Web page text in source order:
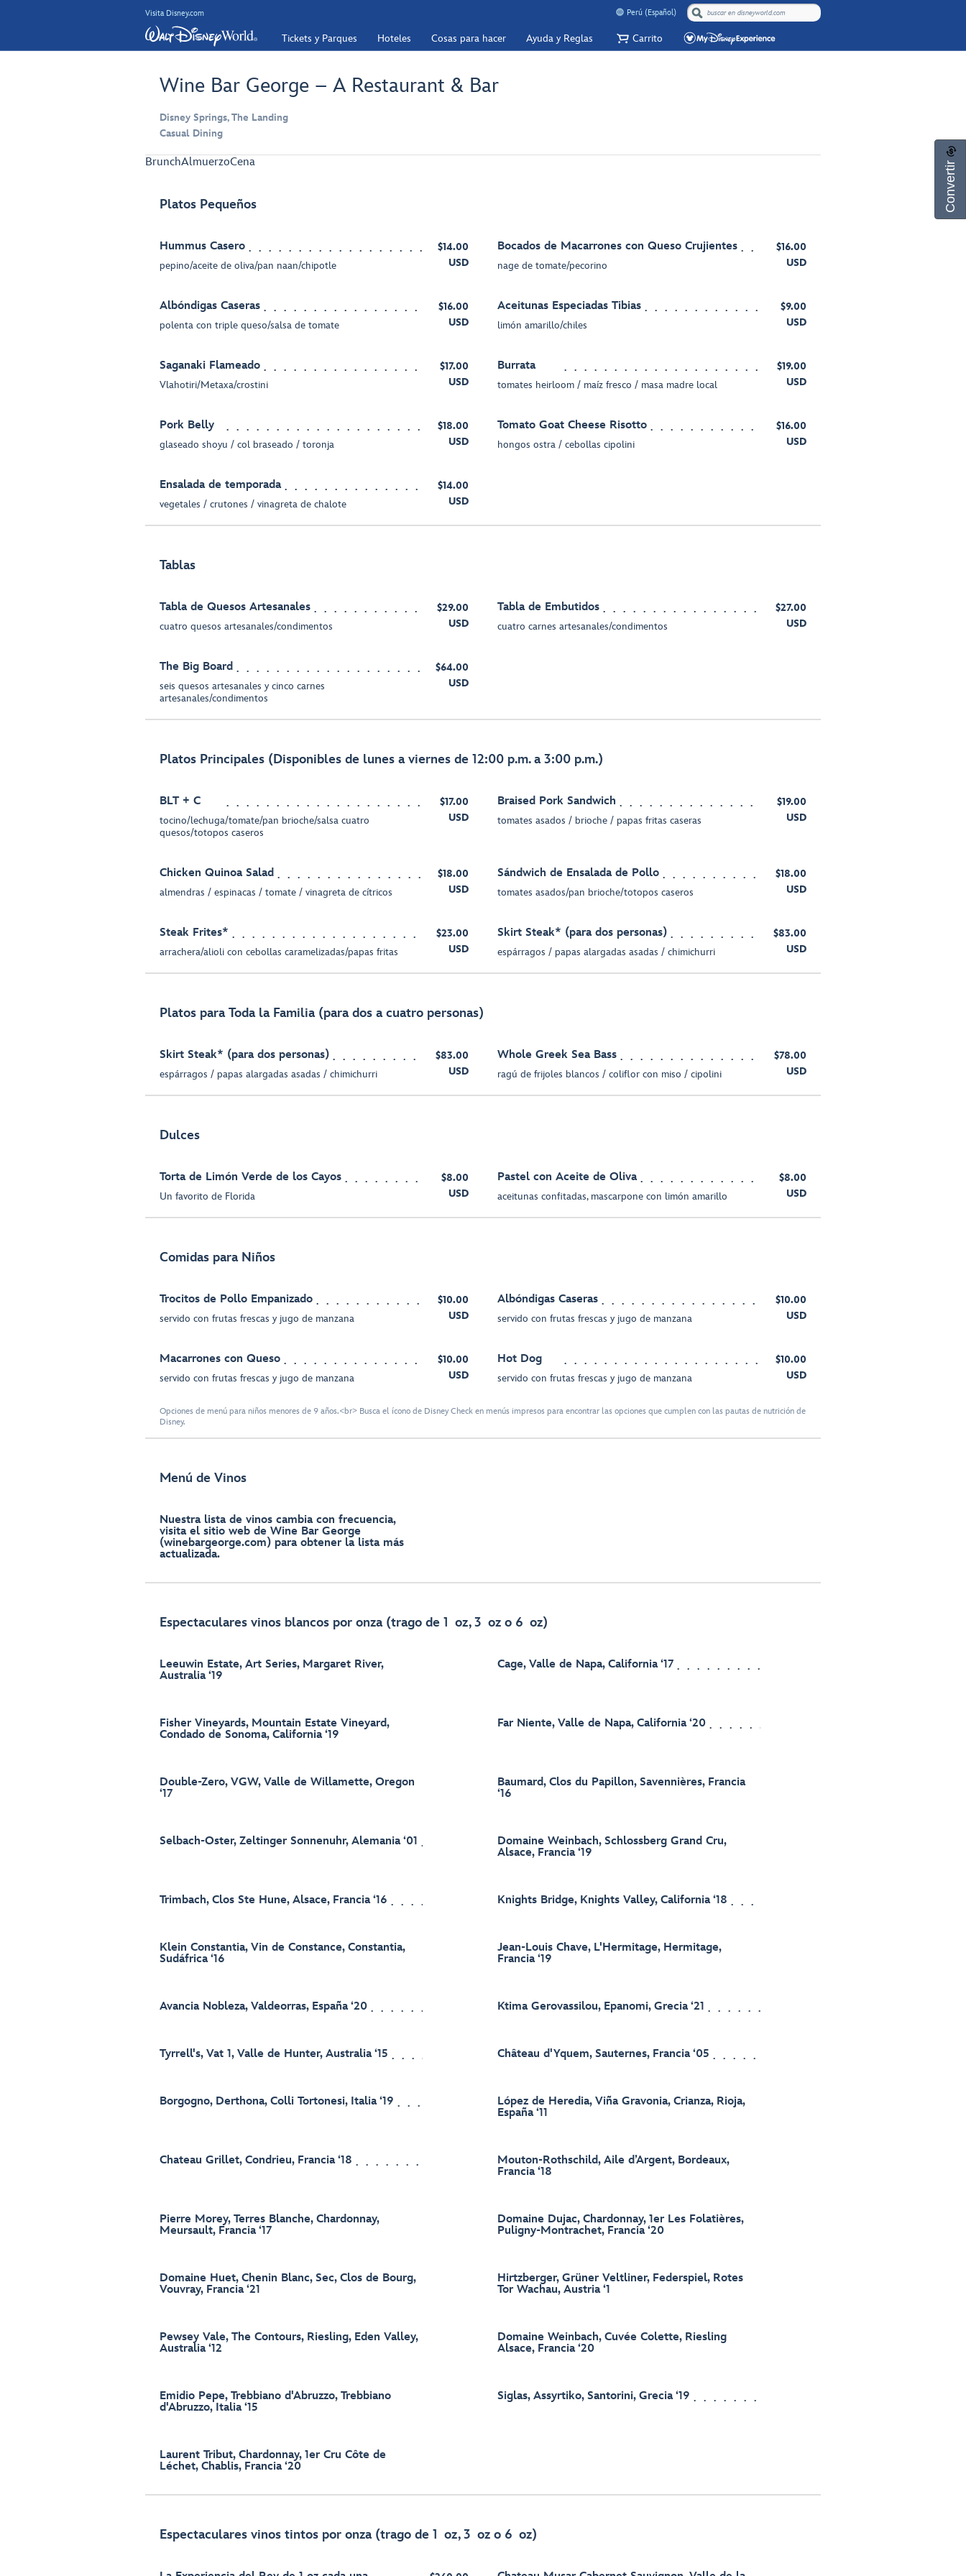
Visita Disney.com Perú (Español)
Tickets y Parques Hoteles Cosas para hacer Ayuda y Reglas Carrito
Wine Bar George – A Restaurant & Bar
Disney Springs, The Landing
Casual Dining
BrunchAlmuerzoCena
Platos Pequeños
Hummus Casero
pepino/aceite de oliva/pan naan/chipotle
$14.00
USD
Bocados de Macarrones con Queso Crujientes
nage de tomate/pecorino
$16.00
USD
Albóndigas Caseras
polenta con triple queso/salsa de tomate
$16.00
USD
Aceitunas Especiadas Tibias
limón amarillo/chiles
$9.00
USD
Saganaki Flameado
Vlahotiri/Metaxa/crostini
$17.00
USD
Burrata
tomates heirloom / maíz fresco / masa madre local
$19.00
USD
Pork Belly
glaseado shoyu / col braseado / toronja
$18.00
USD
Tomato Goat Cheese Risotto
hongos ostra / cebollas cipolini
$16.00
USD
Ensalada de temporada
vegetales / crutones / vinagreta de chalote
$14.00
USD
Tablas
Tabla de Quesos Artesanales
cuatro quesos artesanales/condimentos
$29.00
USD
Tabla de Embutidos
cuatro carnes artesanales/condimentos
$27.00
USD
The Big Board
seis quesos artesanales y cinco carnes
artesanales/condimentos
$64.00
USD
Platos Principales (Disponibles de lunes a viernes de 12:00 p.m. a 3:00 p.m.)
BLT + C
tocino/lechuga/tomate/pan brioche/salsa cuatro
quesos/totopos caseros
$17.00
USD
Braised Pork Sandwich
tomates asados / brioche / papas fritas caseras
$19.00
USD
Chicken Quinoa Salad
almendras / espinacas / tomate / vinagreta de cítricos
$18.00
USD
Sándwich de Ensalada de Pollo
tomates asados/pan brioche/totopos caseros
$18.00
USD
Steak Frites*
arrachera/alioli con cebollas caramelizadas/papas fritas
$23.00
USD
Skirt Steak* (para dos personas)
espárragos / papas alargadas asadas / chimichurri
$83.00
USD
Platos para Toda la Familia (para dos a cuatro personas)
Skirt Steak* (para dos personas)
espárragos / papas alargadas asadas / chimichurri
$83.00
USD
Whole Greek Sea Bass
ragú de frijoles blancos / coliflor con miso / cipolini
$78.00
USD
Dulces
Torta de Limón Verde de los Cayos
Un favorito de Florida
$8.00
USD
Pastel con Aceite de Oliva
aceitunas confitadas, mascarpone con limón amarillo
$8.00
USD
Comidas para Niños
Trocitos de Pollo Empanizado
servido con frutas frescas y jugo de manzana
$10.00
USD
Albóndigas Caseras
servido con frutas frescas y jugo de manzana
$10.00
USD
Macarrones con Queso
servido con frutas frescas y jugo de manzana
$10.00
USD
Hot Dog
servido con frutas frescas y jugo de manzana
$10.00
USD
Opciones de menú para niños menores de 9 años.<br> Busca el ícono de Disney Check en menús impresos para encontrar las opciones que cumplen con las pautas de nutrición de
Disney.
Menú de Vinos
Nuestra lista de vinos cambia con frecuencia,
visita el sitio web de Wine Bar George
(winebargeorge.com) para obtener la lista más
actualizada.
Espectaculares vinos blancos por onza (trago de 1 oz, 3 oz o 6 oz)
Leeuwin Estate, Art Series, Margaret River,
Australia ‘19
Cage, Valle de Napa, California ‘17
Fisher Vineyards, Mountain Estate Vineyard,
Condado de Sonoma, California ‘19
Far Niente, Valle de Napa, California ‘20
Double-Zero, VGW, Valle de Willamette, Oregon
‘17
Baumard, Clos du Papillon, Savennières, Francia
‘16
Selbach-Oster, Zeltinger Sonnenuhr, Alemania ‘01
Domaine Weinbach, Schlossberg Grand Cru,
Alsace, Francia ‘19
Trimbach, Clos Ste Hune, Alsace, Francia ‘16 Knights Bridge, Knights Valley, California ‘18
Klein Constantia, Vin de Constance, Constantia,
Sudáfrica ‘16
Jean-Louis Chave, L'Hermitage, Hermitage,
Francia ‘19
Avancia Nobleza, Valdeorras, España ‘20 Ktima Gerovassilou, Epanomi, Grecia ‘21
Tyrrell's, Vat 1, Valle de Hunter, Australia ‘15 Château d'Yquem, Sauternes, Francia ‘05
Borgogno, Derthona, Colli Tortonesi, Italia ‘19
López de Heredia, Viña Gravonia, Crianza, Rioja,
España ‘11
Chateau Grillet, Condrieu, Francia ‘18
Mouton-Rothschild, Aile d’Argent, Bordeaux,
Francia ‘18
Pierre Morey, Terres Blanche, Chardonnay,
Meursault, Francia ‘17
Domaine Dujac, Chardonnay, 1er Les Folatières,
Puligny-Montrachet, Francia ‘20
Domaine Huet, Chenin Blanc, Sec, Clos de Bourg,
Vouvray, Francia ‘21
Hirtzberger, Grüner Veltliner, Federspiel, Rotes
Tor Wachau, Austria ‘1
Pewsey Vale, The Contours, Riesling, Eden Valley,
Australia ‘12
Domaine Weinbach, Cuvée Colette, Riesling
Alsace, Francia ‘20
Emidio Pepe, Trebbiano d'Abruzzo, Trebbiano
d'Abruzzo, Italia ‘15
Siglas, Assyrtiko, Santorini, Grecia ‘19
Laurent Tribut, Chardonnay, 1er Cru Côte de
Léchet, Chablis, Francia ‘20
Espectaculares vinos tintos por onza (trago de 1 oz, 3 oz o 6 oz)
Convertir